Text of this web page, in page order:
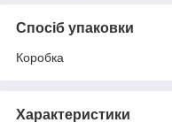
Спосіб упаковки
Коробка
Характеристики